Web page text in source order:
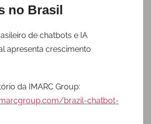
no Brasil
de chatbots e IA
apresenta crescimento
da IMARC Group:
brazil-chatbot-